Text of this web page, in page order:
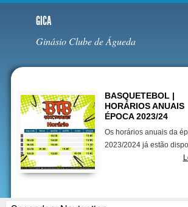
GICA
Ginásio Clube de Águeda
BASQUETEBOL |
HORÁRIOS ANUAIS
ÉPOCA 2023/24
Os horários anuais da
2023/2024 já estão